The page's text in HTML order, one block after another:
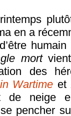
en a
mort
des
Wartime et
de neige
pencher